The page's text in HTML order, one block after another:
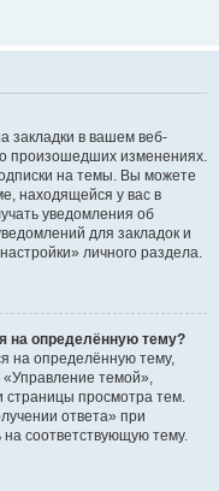
закладки в вашем веб-
произошедших изменениях.
на темы. Вы можете
находящейся у вас в
уведомления об
для закладок и
личного раздела.
на определённую тему?
на определённую тему,
темой»,
страницы просмотра тем.
ответа» при
соответствующую тему.